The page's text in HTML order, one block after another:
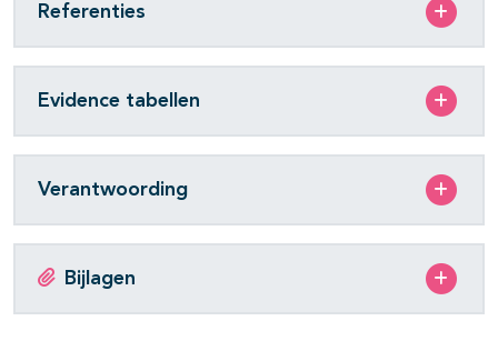
Referenties
Evidence tabellen
Verantwoording
Bijlagen